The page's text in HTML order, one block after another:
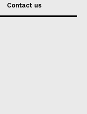
Contact us